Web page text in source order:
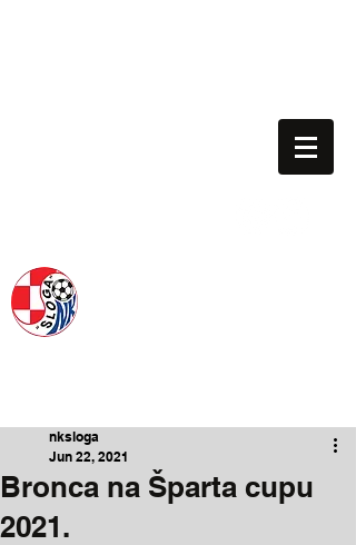
Bronca na Šparta cupu
2021.
nksloga
Jun 22, 2021